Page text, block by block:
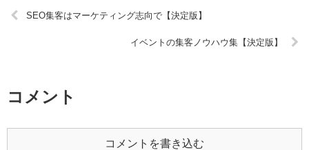
SEO集客はマーケティング志向で【決定版】
イベントの集客ノウハウ集【決定版】
コメント
コメントを書き込む